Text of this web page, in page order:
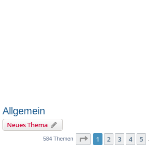
Allgemein
Neues Thema
584 Themen Seite 1von 30
1 2 3 4 5